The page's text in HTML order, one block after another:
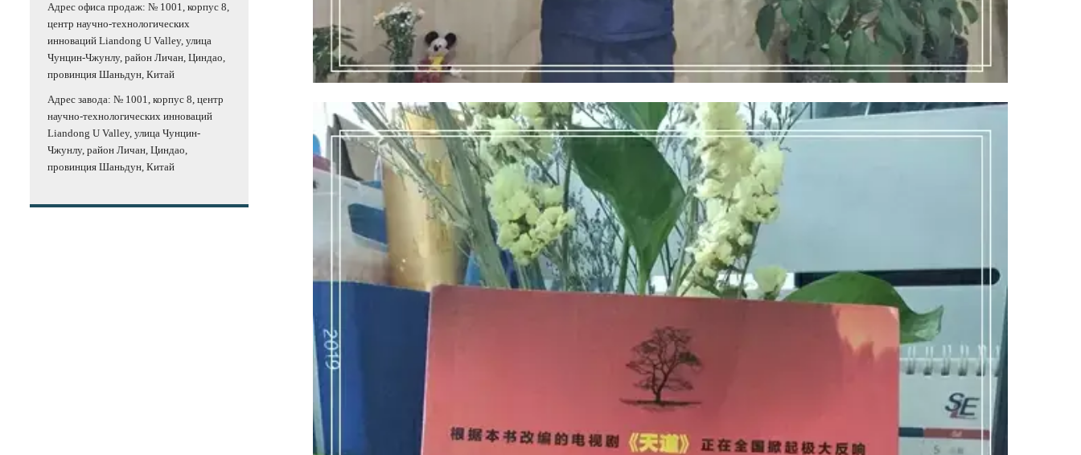
Адрес офиса продаж: № 1001, корпус 8,
центр научно-технологических
инноваций Liandong U Valley, улица
Чунцин-Чжунлу, район Личан, Циндао,
провинция Шаньдун, Китай
Адрес завода: № 1001, корпус 8, центр
научно-технологических инноваций
Liandong U Valley, улица Чунцин-
Чжунлу, район Личан, Циндао,
провинция Шаньдун, Китай